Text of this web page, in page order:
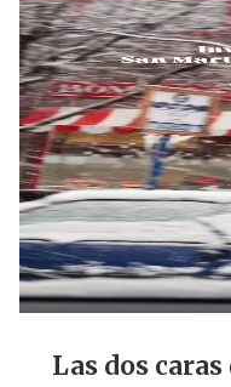
Las dos